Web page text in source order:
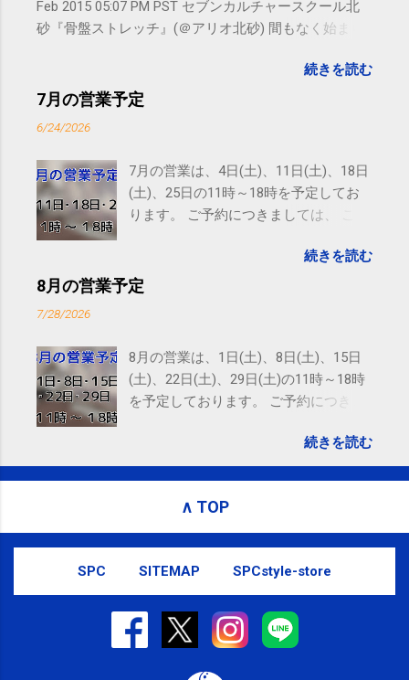
Feb 2015 05:07 PM PST セブンカルチャースクール北
砂『骨盤ストレッチ』(＠アリオ北砂) 間もなく始まり
subscribed to email updates from サクマフィジカルコ
ンディショニング(@SPCstyle) - Twilog To stop
Email delivery powered by Google Google Inc., 1600
Amphitheatre Parkway, Mountain View, CA 94043,
United States
続きを読む
7月の営業予定
6/24/2026
7月の営業は、4日(土)、11日(土)、18日
(土)、25日の11時～18時を予定してお
ります。 ご予約につきましては、 こち
れないことがありますので、ご予約、
お問い合わせはSMS（ショートメッセ
続きを読む
8月の営業予定
7/28/2026
8月の営業は、1日(土)、8日(土)、15日
(土)、22日(土)、29日(土)の11時～18時
を予定しております。 ご予約につきま
す。 電話に出られないことがあります
ので、ご予約、お問い合わせは
をおすすめしております。
続きを読む
∧ TOP
SPC SITEMAP SPCstyle-store